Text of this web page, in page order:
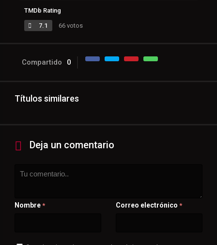
TMDb Rating
7.1 66 votos
Compartido 0
Títulos similares
Deja un comentario
Nombre * Correo electrónico *